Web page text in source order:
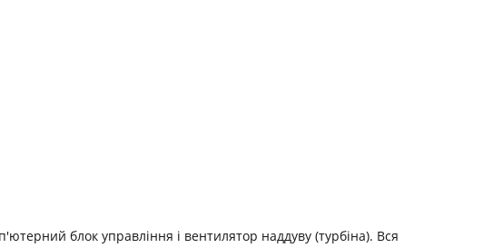
блок управління і вентилятор наддуву (турбіна). Вся